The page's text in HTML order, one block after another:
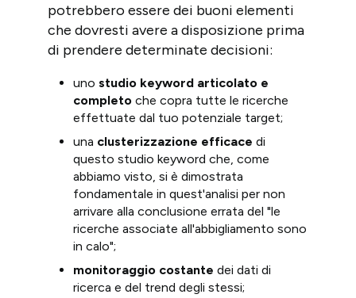
potrebbero essere dei buoni elementi
che dovresti avere a disposizione prima
di prendere determinate decisioni:
uno studio keyword articolato e
completo che copra tutte le ricerche
effettuate dal tuo potenziale target;
una clusterizzazione efficace di
questo studio keyword che, come
abbiamo visto, si è dimostrata
fondamentale in quest'analisi per non
arrivare alla conclusione errata del "le
ricerche associate all'abbigliamento sono
in calo";
monitoraggio costante dei dati di
ricerca e del trend degli stessi;